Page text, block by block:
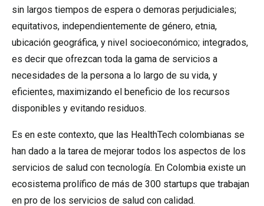
sin largos tiempos de espera o demoras perjudiciales;
equitativos, independientemente de género, etnia,
ubicación geográfica, y nivel socioeconómico; integrados,
es decir que ofrezcan toda la gama de servicios a
necesidades de la persona a lo largo de su vida, y
eficientes, maximizando el beneficio de los recursos
disponibles y evitando residuos.
Es en este contexto, que las HealthTech colombianas se
han dado a la tarea de mejorar todos los aspectos de los
servicios de salud con tecnología. En Colombia existe un
ecosistema prolífico de más de 300 startups que trabajan
en pro de los servicios de salud con calidad.